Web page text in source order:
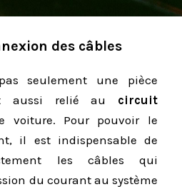
des câbles
seulement une pièce
aussi relié au circuit
voiture. Pour pouvoir le
il est indispensable de
les câbles qui
du courant au système